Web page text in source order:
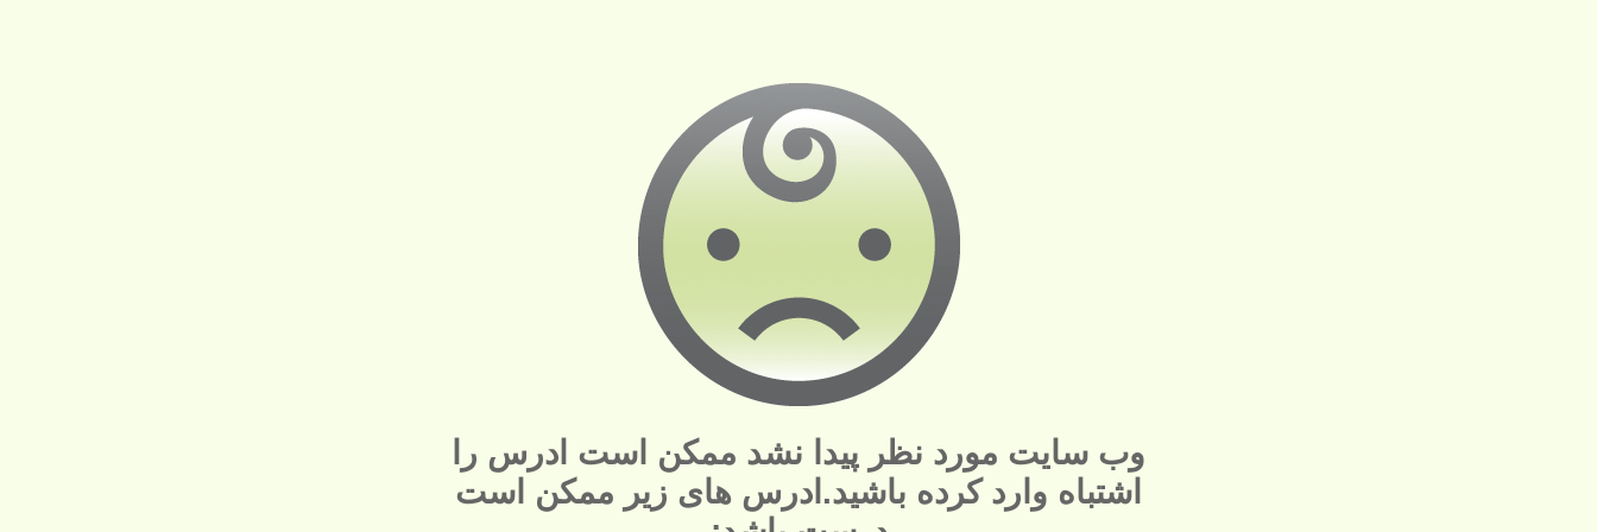
وب سایت مورد نظر پیدا نشد ممکن است ادرس را
اشتباه وارد کرده باشید.ادرس های زیر ممکن است